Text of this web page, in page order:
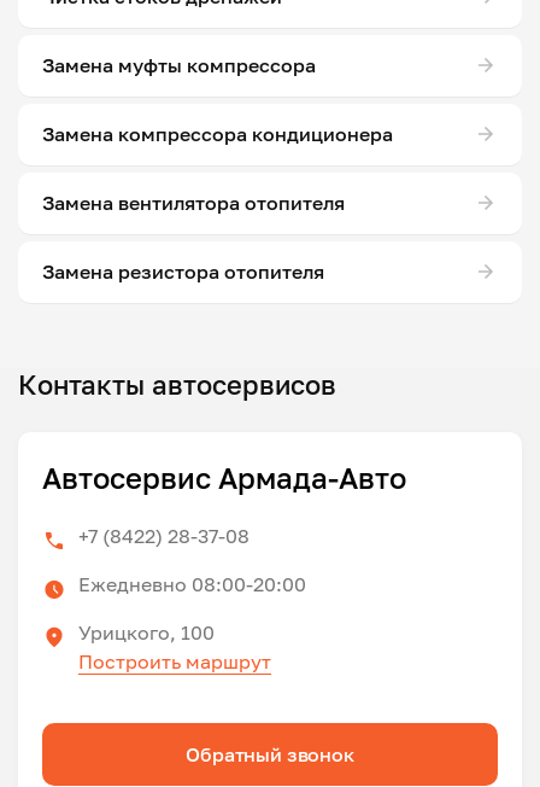
Замена муфты компрессора
Замена компрессора кондиционера
Замена вентилятора отопителя
Замена резистора отопителя
Контакты автосервисов
Автосервис Армада-Авто
+7 (8422) 28-37-08
Ежедневно 08:00-20:00
Урицкого, 100
Построить маршрут
Обратный звонок